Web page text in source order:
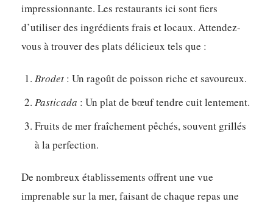
impressionnante. Les restaurants ici sont fiers
d’utiliser des ingrédients frais et locaux. Attendez-
vous à trouver des plats délicieux tels que :
Brodet : Un ragoût de poisson riche et savoureux.
Pasticada : Un plat de bœuf tendre cuit lentement.
Fruits de mer fraîchement pêchés, souvent grillés
à la perfection.
De nombreux établissements offrent une vue
imprenable sur la mer, faisant de chaque repas une